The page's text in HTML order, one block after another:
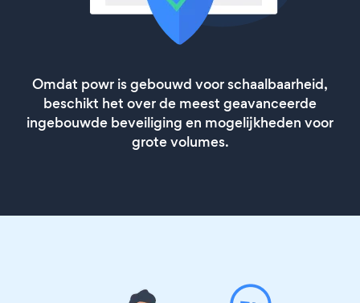
Omdat powr is gebouwd voor schaalbaarheid,
beschikt het over de meest geavanceerde
ingebouwde beveiliging en mogelijkheden voor
grote volumes.